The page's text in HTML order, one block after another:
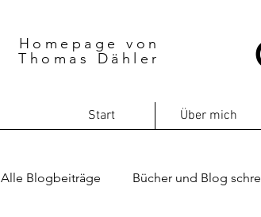
Homepage von
Thomas Dähler
Start Über mich
Alle Blogbeiträge Bücher und Blog